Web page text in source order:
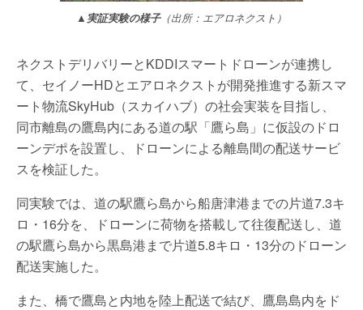
▲実証実験の様子（出所：エアロネクスト）
ネクストデリバリーとKDDIスマートドローンが連携し
て、セイノーHDとエアロネクストが開発推進する新スマ
ート物流SkyHub（スカイハブ）の社会実装を目指し、
同市離島の鷹島内にある道の駅「鷹ら島」に仮設のドロ
ーンデポを設置し、ドローンによる離島間の配送サービ
スを検証した。
同実験では、道の駅鷹ら島から船唐津港までの片道7.3キ
ロ・16分を、ドローンに荷物を搭載して往復配送し、道
の駅鷹ら島から黒島港まで片道5.8キロ・13分のドローン
配送実施した。
また、橋で鷹島と内地を陸上配送で結び、鷹島島内をド